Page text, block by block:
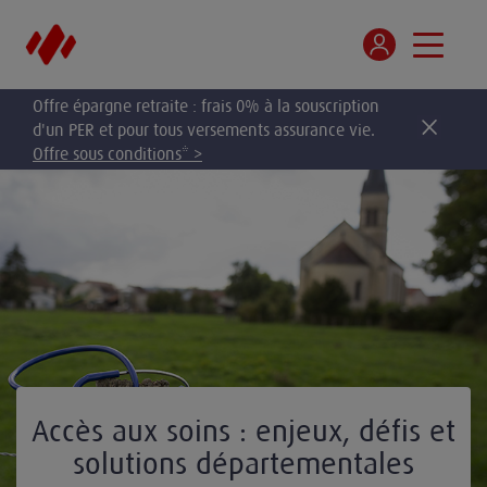
Offre épargne retraite : frais 0% à la souscription
d'un PER et pour tous versements assurance vie.
Offre sous conditions* >
Accès aux soins : enjeux, défis et
solutions départementales